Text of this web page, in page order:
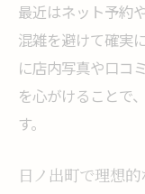
力
居酒屋個
デートに
会話が弾む
最近はネット予約
混雑を避けて確実
に店内写真や口コ
を心がけることで
す。
日ノ出町で理想